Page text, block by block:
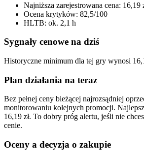
Najniższa zarejestrowana cena: 16,19
Ocena krytyków: 82,5/100
HLTB: ok. 2,1 h
Sygnały cenowe na dziś
Historyczne minimum dla tej gry wynosi
Plan działania na teraz
Bez pełnej ceny bieżącej najrozsądniej
monitorowaniu kolejnych promocji.
16,19 zł. To dobry próg alertu, jeśli nie
cenie.
Oceny a decyzja o zakupie